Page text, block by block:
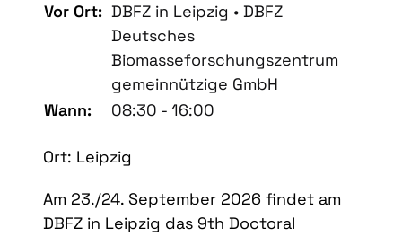
Vor Ort: DBFZ in Leipzig • DBFZ
Deutsches
Biomasseforschungszentrum
gemeinnützige GmbH
Wann:
08:30 - 16:00
Ort: Leipzig
Am 23./24. September 2026 findet am
DBFZ in Leipzig das 9th Doctoral